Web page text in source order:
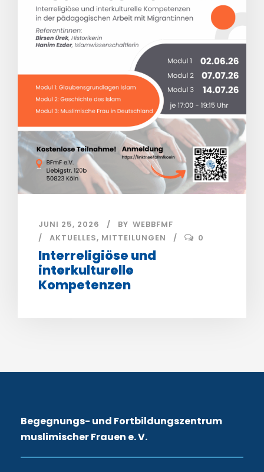
JUNI 25, 2026 BY WEBBFMF
AKTUELLES, MITTEILUNGEN 0
Interreligiöse und
interkulturelle
Kompetenzen
Begegnungs- und Fortbildungszentrum
muslimischer Frauen e. V.